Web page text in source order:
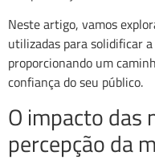
Neste artigo, vamos
utilizadas para solidificar
proporcionando um
confiança do seu público.
O impacto das
percepção da